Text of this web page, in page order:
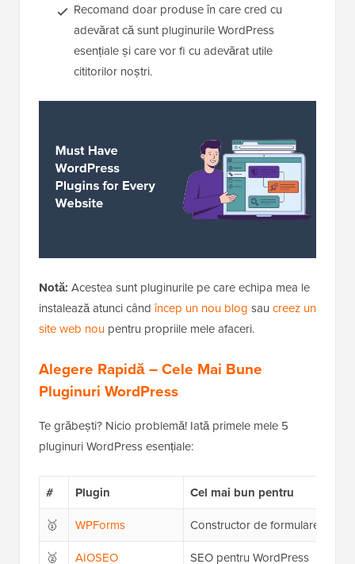
Recomand doar produse în care cred cu
adevărat că sunt pluginurile WordPress
esențiale și care vor fi cu adevărat utile
cititorilor noștri.
Notă: Acestea sunt pluginurile pe care echipa mea le
instalează atunci când încep un nou blog sau creez un
site web nou pentru propriile mele afaceri.
Alegere Rapidă – Cele Mai Bune
Pluginuri WordPress
Te grăbești? Nicio problemă! Iată primele mele 5
pluginuri WordPress esențiale:
# Plugin
Cel mai bun pentru
🥇
WPForms
Constructor de formulare
🥈
AIOSEO
SEO pentru WordPress